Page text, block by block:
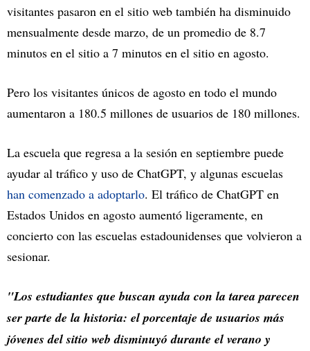
visitantes pasaron en el sitio web también ha disminuido
mensualmente desde marzo, de un promedio de 8.7
minutos en el sitio a 7 minutos en el sitio en agosto.
Pero los visitantes únicos de agosto en todo el mundo
aumentaron a 180.5 millones de usuarios de 180 millones.
La escuela que regresa a la sesión en septiembre puede
ayudar al tráfico y uso de ChatGPT, y algunas escuelas
han comenzado a adoptarlo. El tráfico de ChatGPT en
Estados Unidos en agosto aumentó ligeramente, en
concierto con las escuelas estadounidenses que volvieron a
sesionar.
"Los estudiantes que buscan ayuda con la tarea parecen
ser parte de la historia: el porcentaje de usuarios más
jóvenes del sitio web disminuyó durante el verano y